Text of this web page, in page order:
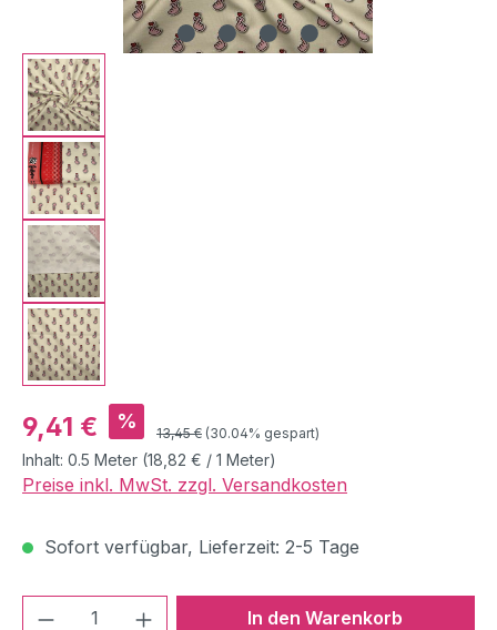
Verkaufspreis:
9,41 € % Regulärer Preis:
13,45 € (30.04% gespart)
Inhalt: 0.5 Meter (18,82 € / 1 Meter)
Preise inkl. MwSt. zzgl. Versandkosten
Sofort verfügbar, Lieferzeit: 2-5 Tage
Produkt Anzahl: Gib denIn den Warenkorb